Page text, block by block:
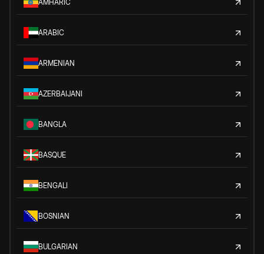
AMHARIC
ARABIC
ARMENIAN
AZERBAIJANI
BANGLA
BASQUE
BENGALI
BOSNIAN
BULGARIAN